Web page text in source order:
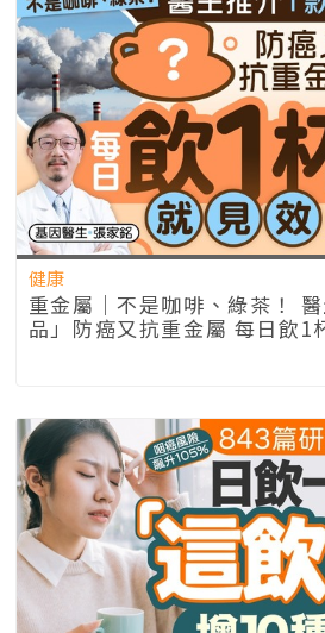
健康
重金屬｜不是咖啡、綠茶！
品」防癌又抗重金屬 每日飲1